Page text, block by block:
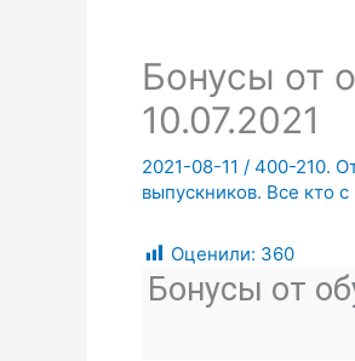
Бонусы от
10.07.2021
2021-08-11 / 400-210.
выпускников. Все кто
Оценили: 360
Бонусы от